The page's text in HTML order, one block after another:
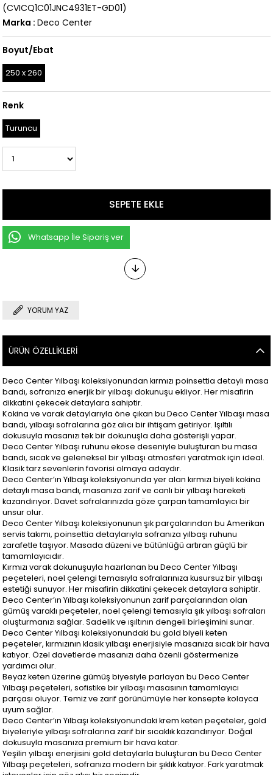
(CVICQ1C01JNC4931ET-GD01)
Marka : Deco Center
Boyut/Ebat
250 x 260
Renk
Turuncu
Whatsapp İle Sipariş ver
YORUM YAZ
ÜRÜN ÖZELLIKLERI
Deco Center Yılbaşı koleksiyonundan kırmızı poinsettia detaylı masa
bandı, sofranıza enerjik bir yılbaşı dokunuşu ekliyor. Her misafirin
dikkatini çekecek detaylara sahiptir.
Kokina ve varak detaylarıyla öne çıkan bu Deco Center Yılbaşı masa
bandı, yılbaşı sofralarına göz alıcı bir ihtişam getiriyor. Işıltılı
dokusuyla masanızı tek bir dokunuşla daha gösterişli yapar.
Deco Center Yılbaşı ruhunu ekose deseniyle buluşturan bu masa
bandı, sıcak ve geleneksel bir yılbaşı atmosferi yaratmak için ideal.
Klasik tarz sevenlerin favorisi olmaya adaydır.
Deco Center’ın Yılbaşı koleksiyonunda yer alan kırmızı biyeli kokina
detaylı masa bandı, masanıza zarif ve canlı bir yılbaşı hareketi
kazandırıyor. Davet sofralarınızda göze çarpan tamamlayıcı bir
unsur olur.
Deco Center Yılbaşı koleksiyonunun şık parçalarından bu Amerikan
servis takımı, poinsettia detaylarıyla sofranıza yılbaşı ruhunu
zarafetle taşıyor. Masada düzeni ve bütünlüğü artıran güçlü bir
tamamlayıcıdır.
Kırmızı varak dokunuşuyla hazırlanan bu Deco Center Yılbaşı
peçeteleri, noel çelengi temasıyla sofralarınıza kusursuz bir yılbaşı
estetiği sunuyor. Her misafirin dikkatini çekecek detaylara sahiptir.
Deco Center’ın Yılbaşı koleksiyonunun zarif parçalarından olan
gümüş varaklı peçeteler, noel çelengi temasıyla şık yılbaşı sofraları
oluşturmanızı sağlar. Sadelik ve ışıltının dengeli birleşimini sunar.
Deco Center Yılbaşı koleksiyonundaki bu gold biyeli keten
peçeteler, kırmızının klasik yılbaşı enerjisiyle masanıza sıcak bir hava
katıyor. Özel davetlerde masanızı daha özenli göstermenize
yardımcı olur.
Beyaz keten üzerine gümüş biyesiyle parlayan bu Deco Center
Yılbaşı peçeteleri, sofistike bir yılbaşı masasının tamamlayıcı
parçası oluyor. Temiz ve zarif görünümüyle her konsepte kolayca
uyum sağlar.
Deco Center’ın Yılbaşı koleksiyonundaki krem keten peçeteler, gold
biyeleriyle yılbaşı sofralarına zarif bir sıcaklık kazandırıyor. Doğal
dokusuyla masanıza premium bir hava katar.
Yeşilin yılbaşı enerjisini gold detaylarla buluşturan bu Deco Center
Yılbaşı peçeteleri, sofranıza modern bir şıklık katıyor. Fark yaratmak